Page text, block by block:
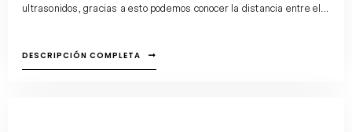
ultrasonidos, gracias a esto podemos conocer la distancia entre el
DESCRIPCIÓN COMPLETA